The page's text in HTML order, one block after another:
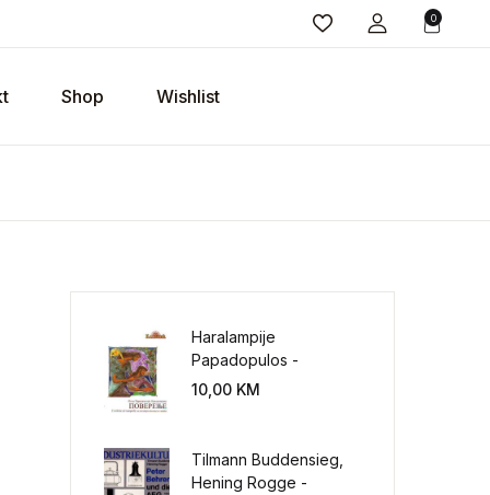
0
Shop Wishlist
Haralampije
Papadopulos -
Poverenje: sloboda od
10,00 KM
Tilmann Buddensieg,
Hening Rogge -